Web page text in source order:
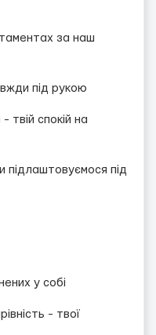
за наш
під рукою
твій спокій на
підлаштовуємося під
у собі
- твої